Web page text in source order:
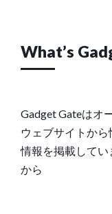
What’s
Gadget Gateはオ
ウェブサイトか
情報を掲載してい
から